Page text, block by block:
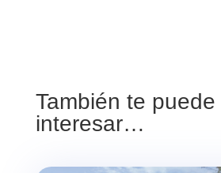
También te puede
interesar…